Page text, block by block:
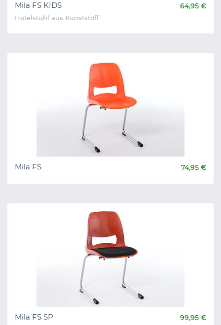
Mila FS KIDS 64,95 €
Hotelstuhl aus Kunststoff
Mila FS 74,95 €
Mila FS SP 99,95 €